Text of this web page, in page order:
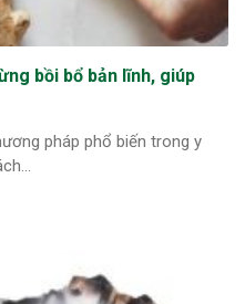
bồi bổ bản lĩnh, giúp
pháp phổ biến trong y